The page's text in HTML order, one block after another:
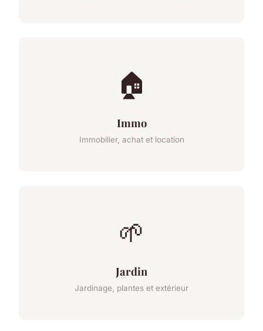
🏠
Immo
Immobilier, achat et location
🌱
Jardin
Jardinage, plantes et extérieur